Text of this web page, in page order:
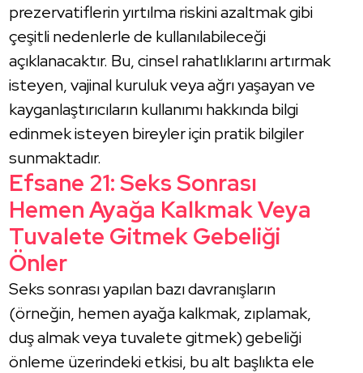
prezervatiflerin yırtılma riskini azaltmak gibi
çeşitli nedenlerle de kullanılabileceği
açıklanacaktır. Bu, cinsel rahatlıklarını artırmak
isteyen, vajinal kuruluk veya ağrı yaşayan ve
kayganlaştırıcıların kullanımı hakkında bilgi
edinmek isteyen bireyler için pratik bilgiler
sunmaktadır.
Efsane 21: Seks Sonrası
Hemen Ayağa Kalkmak Veya
Tuvalete Gitmek Gebeliği
Önler
Seks sonrası yapılan bazı davranışların
(örneğin, hemen ayağa kalkmak, zıplamak,
duş almak veya tuvalete gitmek) gebeliği
önleme üzerindeki etkisi, bu alt başlıkta ele